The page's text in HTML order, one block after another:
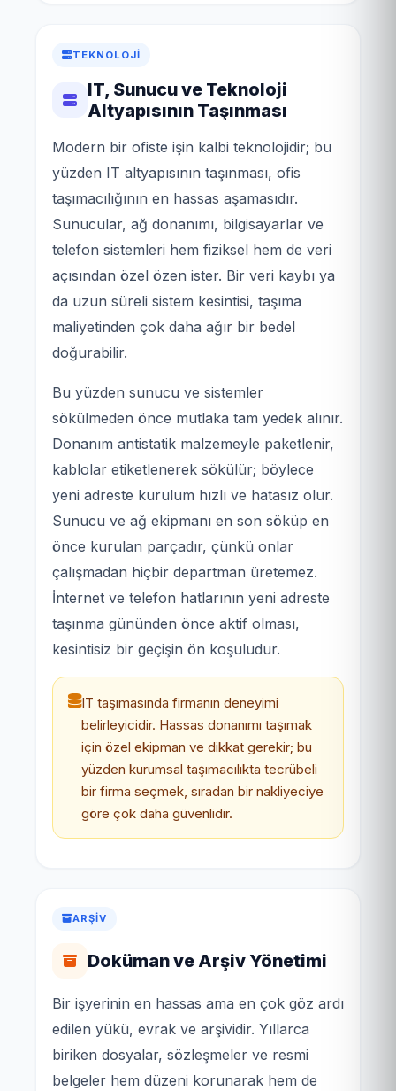
TEKNOLOJI
IT, Sunucu ve Teknoloji
Altyapısının Taşınması
Modern bir ofiste işin kalbi teknolojidir; bu
yüzden IT altyapısının taşınması, ofis
taşımacılığının en hassas aşamasıdır.
Sunucular, ağ donanımı, bilgisayarlar ve
telefon sistemleri hem fiziksel hem de veri
açısından özel özen ister. Bir veri kaybı ya
da uzun süreli sistem kesintisi, taşıma
maliyetinden çok daha ağır bir bedel
doğurabilir.
Bu yüzden sunucu ve sistemler
sökülmeden önce mutlaka tam yedek alınır.
Donanım antistatik malzemeyle paketlenir,
kablolar etiketlenerek sökülür; böylece
yeni adreste kurulum hızlı ve hatasız olur.
Sunucu ve ağ ekipmanı en son söküp en
önce kurulan parçadır, çünkü onlar
çalışmadan hiçbir departman üretemez.
İnternet ve telefon hatlarının yeni adreste
taşınma gününden önce aktif olması,
kesintisiz bir geçişin ön koşuludur.
IT taşımasında firmanın deneyimi
belirleyicidir. Hassas donanımı taşımak
için özel ekipman ve dikkat gerekir; bu
yüzden kurumsal taşımacılıkta tecrübeli
bir firma seçmek, sıradan bir nakliyeciye
göre çok daha güvenlidir.
ARŞIV
Doküman ve Arşiv Yönetimi
Bir işyerinin en hassas ama en çok göz ardı
edilen yükü, evrak ve arşividir. Yıllarca
biriken dosyalar, sözleşmeler ve resmi
belgeler hem düzeni korunarak hem de